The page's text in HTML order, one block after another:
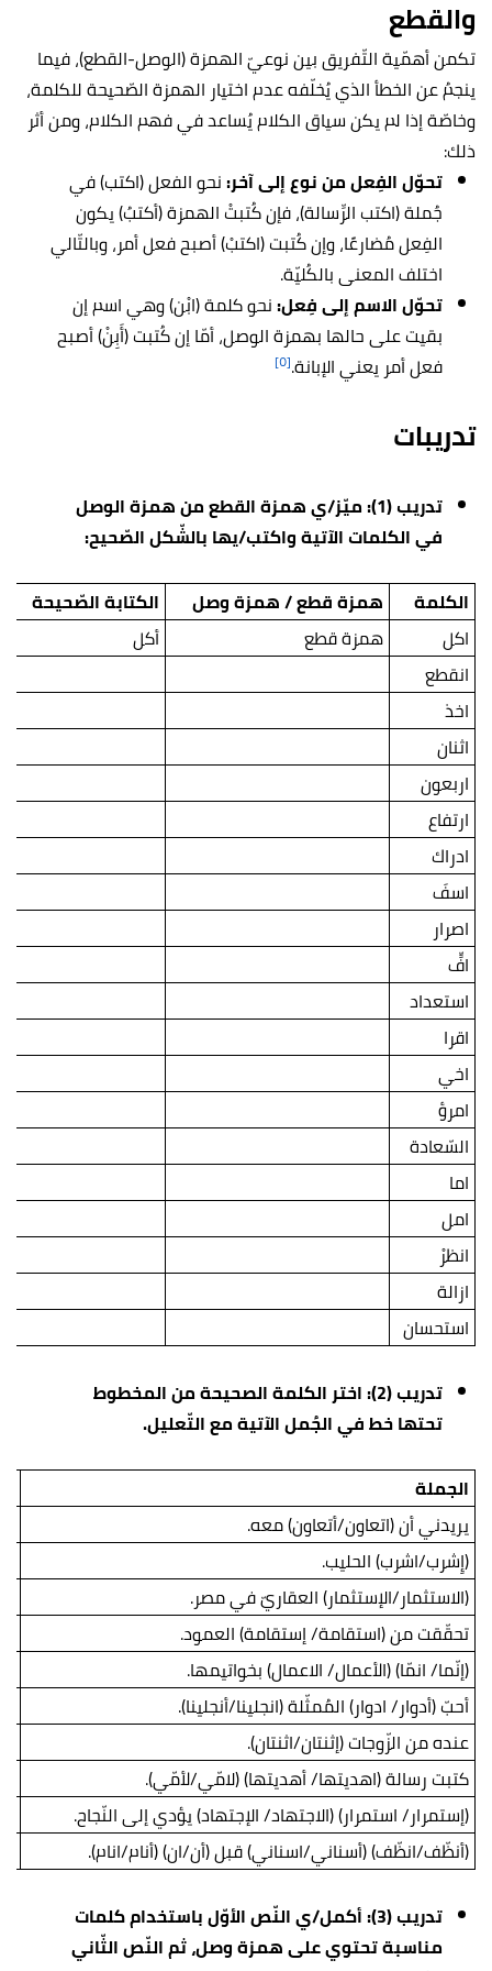
والقطع
تكمن أهمّية التّفريق بين نوعيّ الهمزة (الوصل-القطع)، فيما
ينجمُ عن الخطأ الذي يُخلّفه عدم اختيار الهمزة الصّحيحة للكلمة،
وخاصّة إذا لم يكن سياق الكلام يُساعد في فهم الكلام، ومن أثر
ذلك:
تحوّل الفِعل من نوع إلى آخر:نحو الفعل (اكتب) في
جُملة (اكتب الرِّسالة)، فإن كُتبتْ الهمزة (أكتبُ) يكون
الفِعل مُضارعًا، وإن كُتبت (اكتبْ) أصبح فعل أمر، وبالتّالي
اختلف المعنى بالكُليّة.
تحوّل الاسم إلى فِعل:نحو كلمة (ابْن) وهي اسم إن
بقيت على حالها بهمزة الوصل، أمّا إن كُتبت (أَبِنْ) أصبح
فعل أمر يعني الإبانة.[٥]
تدريبات
تدريب (1): ميّز/ي همزة القطع من همزة الوصل
في الكلمات الآتية واكتب/يها بالشّكل الصّحيح:
الكلمة
همزة قطع / همزة وصل
الكتابة الصّحيحة
اكل
همزة قطع
أكل
انقطع
اخذ
اثنان
اربعون
ارتفاع
ادراك
اسفَ
اصرار
افٍّ
استعداد
اقرا
اخي
امرؤ
السّعادة
اما
امل
انظرْ
ازالة
استحسان
تدريب (2): اختر الكلمة الصحيحة من المخطوط
تحتها خط في الجُمل الآتية مع التّعليل.
الجملة
يريدني أن (اتعاون/أتعاون) معه.
(إِشرب/اشرب) الحليب.
(الاستثمار/الإستثمار) العقاريّ في مصر.
تحقّقت من (استقامة/ إستقامة) العمود.
(إنّما/ انمّا) (الأعمال/ الاعمال) بخواتيمها.
أحبّ (أدوار/ ادوار) المُمثّلة (انجلينا/أنجلينا).
عنده من الزّوجات (إثنتان/اثنتان).
كتبت رسالة (اهديتها/ أهديتها) (لامّي/لأمّي).
(إستمرار/ استمرار) (الاجتهاد/ الإجتهاد) يؤدي إلى النّجاح.
(أنظّف/انظّف) (أسناني/اسناني) قبل (أن/ان) (أنام/انام).
تدريب (3): أكمل/ي النّص الأوّل باستخدام كلمات
مناسبة تحتوي على همزة وصل، ثم النّص الثّاني